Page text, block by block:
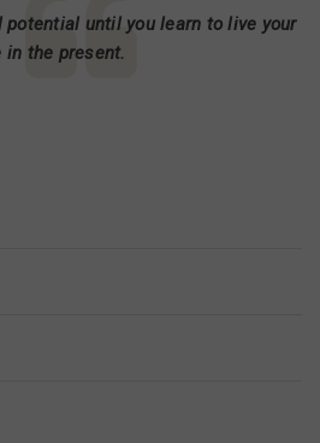
potential until you learn to live your
in the present.